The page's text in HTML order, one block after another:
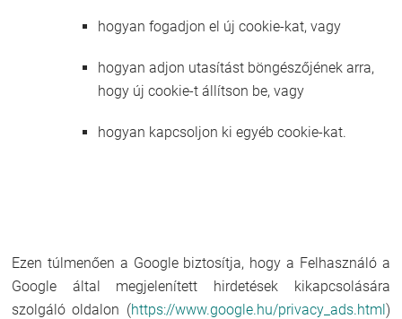
hogyan fogadjon el új cookie-kat, vagy
hogyan adjon utasítást böngészőjének arra,
hogy új cookie-t állítson be, vagy
hogyan kapcsoljon ki egyéb cookie-kat.
Ezen túlmenően a Google biztosítja, hogy a Felhasználó a
Google által megjelenített hirdetések kikapcsolására
szolgáló oldalon (https://www.google.hu/privacy_ads.html)